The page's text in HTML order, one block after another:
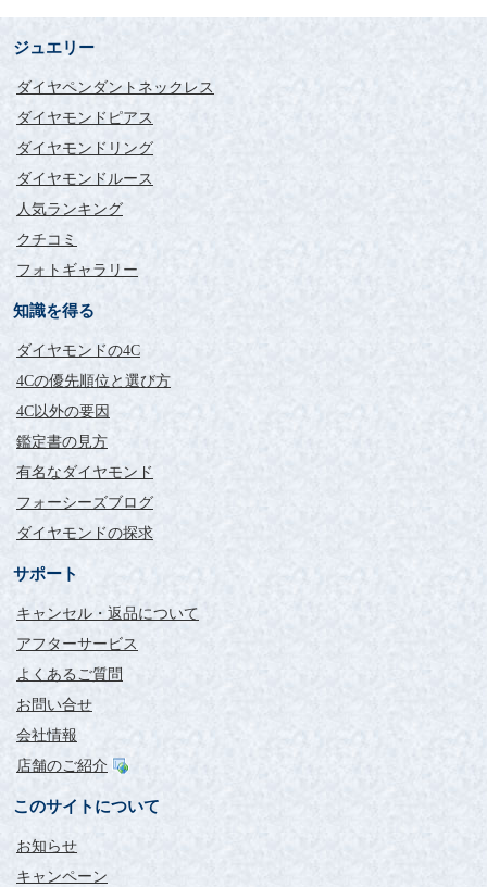
ジュエリー
ダイヤペンダントネックレス
ダイヤモンドピアス
ダイヤモンドリング
ダイヤモンドルース
人気ランキング
クチコミ
フォトギャラリー
知識を得る
ダイヤモンドの4C
4Cの優先順位と選び方
4C以外の要因
鑑定書の見方
有名なダイヤモンド
フォーシーズブログ
ダイヤモンドの探求
サポート
キャンセル・返品について
アフターサービス
よくあるご質問
お問い合せ
会社情報
店舗のご紹介
このサイトについて
お知らせ
キャンペーン